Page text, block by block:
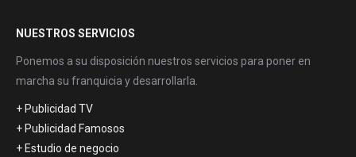
NUESTROS SERVICIOS
Ponemos a su disposición nuestros servicios para poner en
marcha su franquicia y desarrollarla.
+ Publicidad TV
+ Publicidad Famosos
+ Estudio de negocio